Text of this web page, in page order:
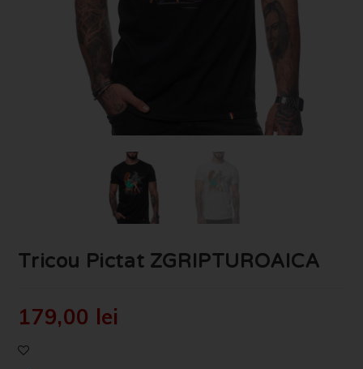
Tricou Pictat ZGRIPTUROAICA
179,00 lei